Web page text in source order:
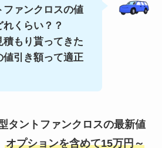
ファンクロスの値
くらい？？
積もり貰ってきた
値引き額って適正
タントファンクロスの最新値
オプションを含めて15万円～